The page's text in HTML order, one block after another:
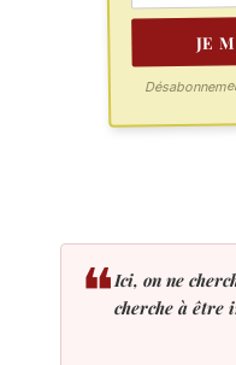
JE
❝Ici, on ne
cherche à être